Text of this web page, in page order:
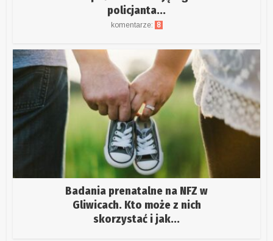
policjanta...
komentarze: 8
Badania prenatalne na NFZ w
Gliwicach. Kto może z nich
skorzystać i jak...